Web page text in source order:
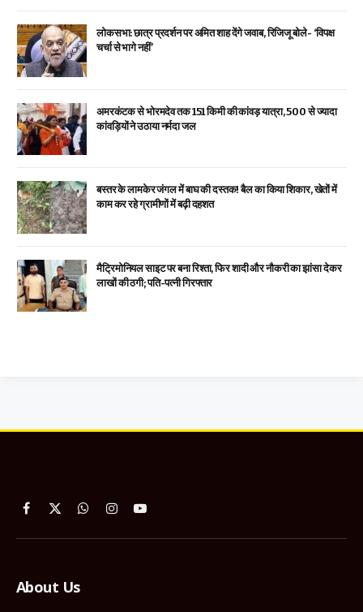
लोकसभा: छात्र प्रदर्शन पर अमित शाह देंगे जवाब, रिजिजू बोले- ‘विपक्ष
चर्चा से भागे नहीं’
अमरकंटक से भोरमदेव तक 151 किमी की कांवड़ यात्रा, 500 से ज्यादा
कांवड़ियों ने उठाया नर्मदा जल
बस्तर के लामकेर जंगल में बाघ की दस्तक! बैल का किया शिकार, खेतों में
काम कर रहे ग्रामीणों में बढ़ी दहशत
मैट्रिमोनियल साइट पर बना रिश्ता, फिर शादी और नौकरी का झांसा देकर
लाखों की ठगी; पति-पत्नी गिरफ्तार
Facebook
X
WhatsApp
InstagramYouTube
About Us